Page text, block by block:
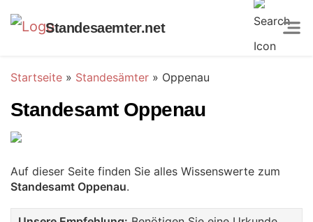
Standesaemter.net
Startseite » Standesämter » Oppenau
Standesamt Oppenau
Auf dieser Seite finden Sie alles Wissenswerte zum
Standesamt Oppenau.